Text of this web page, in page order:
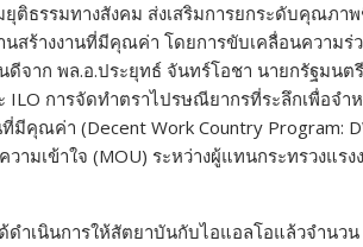
ยุติธรรมทางสังคม ส่งเสริมการยกระดับคุณภา
นสร้างงานที่มีคุณค่า โดยการขับเคลื่อนความ
จาก พล.อ.ประยุทธ์ จันทร์โอชา นายกรัฐมนต
การจัดทำตราไปรษณียากรที่ระลึกเพื่อจำ
มีคุณค่า (Decent Work Country Program:
มเข้าใจ (MOU) ระหว่างผู้แทนกระทรวงแรง
ดำเนินการให้สัตยาบันกับไอแอลโอแล้วจำน